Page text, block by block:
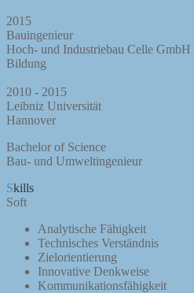
2015
Bauingenieur
Hoch- und Industriebau Celle GmbH
Bildung
2010 - 2015
Leibniz Universität
Hannover
Bachelor of Science
Bau- und Umweltingenieur
Skills
Soft
Analytische Fähigkeit
Technisches Verständnis
Zielorientierung
Innovative Denkweise
Kommunikationsfähigkeit